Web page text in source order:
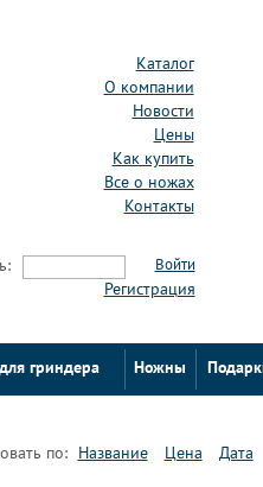
Каталог
О компании
Новости
Цены
Как купить
Все о ножах
Контакты
Войти
Регистрация
гриндера Ножны
по: Название Цена Дата